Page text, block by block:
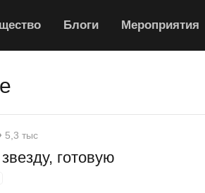
Блоги Мероприятия
5,3 тыс
готовую